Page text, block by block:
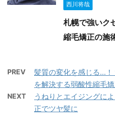
西川将哉
札幌で強いク
縮毛矯正の施
PREV
髪質の変化を感じる…
を解決する弱酸性縮毛
NEXT
うねりとエイジングに
正でツヤ髪に